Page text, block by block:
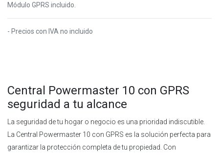
Módulo GPRS incluido.
- Precios con IVA no incluido
Central Powermaster 10 con GPRS
seguridad a tu alcance
La seguridad de tu hogar o negocio es una prioridad indiscutible.
La Central Powermaster 10 con GPRS es la solución perfecta para
garantizar la protección completa de tu propiedad. Con